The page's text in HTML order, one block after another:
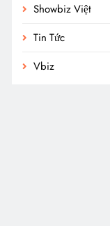
Showbiz Việt
Tin Tức
Vbiz